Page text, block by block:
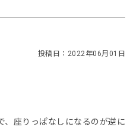
投稿日：2022年06月01日
、座りっぱなしになるのが逆に